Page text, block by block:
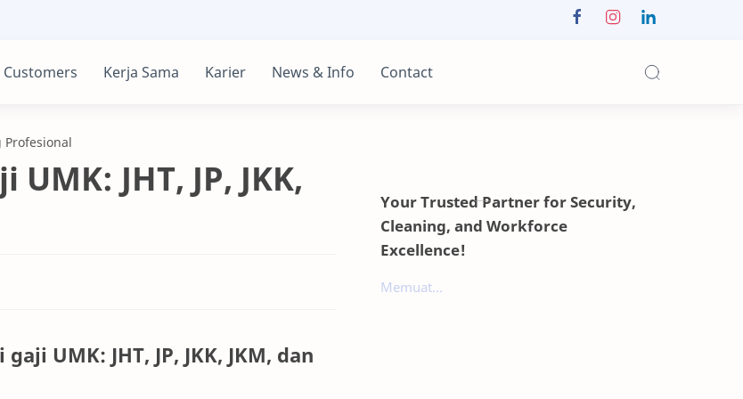
Customers Kerja Sama Karier News & Info Contact
Profesional
JHT, JP, JKK,
UMK: JHT, JP, JKK, JKM, dan
Your Trusted Partner for Security,
Cleaning, and Workforce
Excellence!
Memuat...